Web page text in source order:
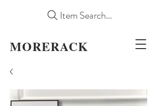
MORERACK
Item Search...